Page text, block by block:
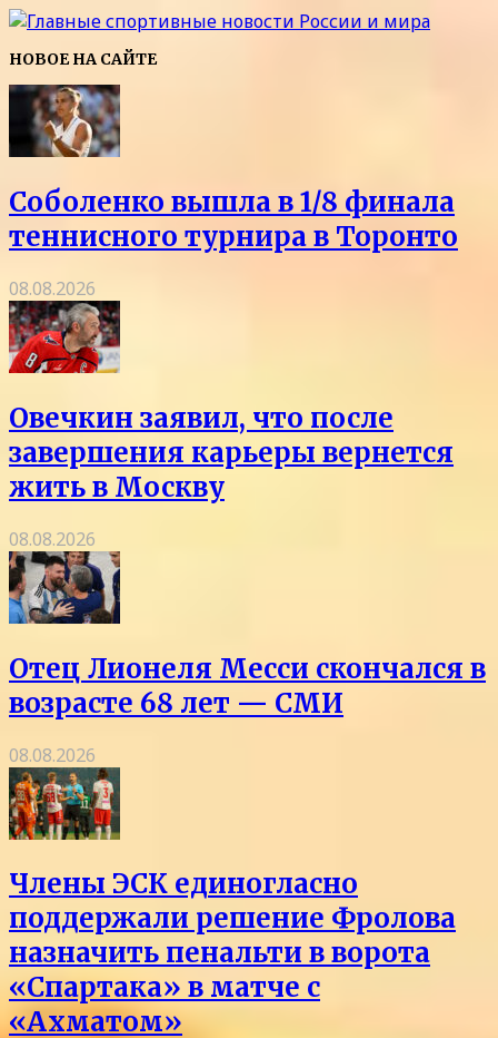
НОВОЕ НА САЙТЕ
Соболенко вышла в 1/8 финала
теннисного турнира в Торонто
08.08.2026
Овечкин заявил, что после
завершения карьеры вернется
жить в Москву
08.08.2026
Отец Лионеля Месси скончался в
возрасте 68 лет — СМИ
08.08.2026
Члены ЭСК единогласно
поддержали решение Фролова
назначить пенальти в ворота
«Спартака» в матче с
«Ахматом»